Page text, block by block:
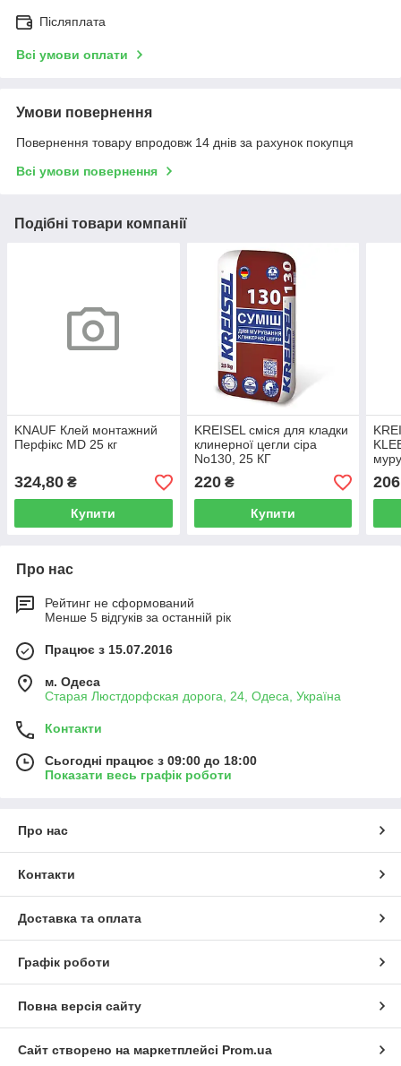
Післяплата
Всі умови оплати
Умови повернення
Повернення товару впродовж 14 днів за рахунок покупця
Всі умови повернення
Подібні товари компанії
KNAUF Клей монтажний
Перфiкс MD 25 кг
324,80 ₴
Купити
KREISEL cміся для кладки
клинерної цегли сіра
No130, 25 КГ
220₴
Купити
206
Про нас
Рейтинг не сформований
Менше 5 відгуків за останній рік
Працює з 15.07.2016
м. Одеса
Старая Люстдорфская дорога, 24, Одеса, Україна
Контакти
Сьогодні працює з 09:00 до 18:00
Показати весь графік роботи
Про нас
Контакти
Доставка та оплата
Графік роботи
Повна версія сайту
Сайт створено на маркетплейсі Prom.ua